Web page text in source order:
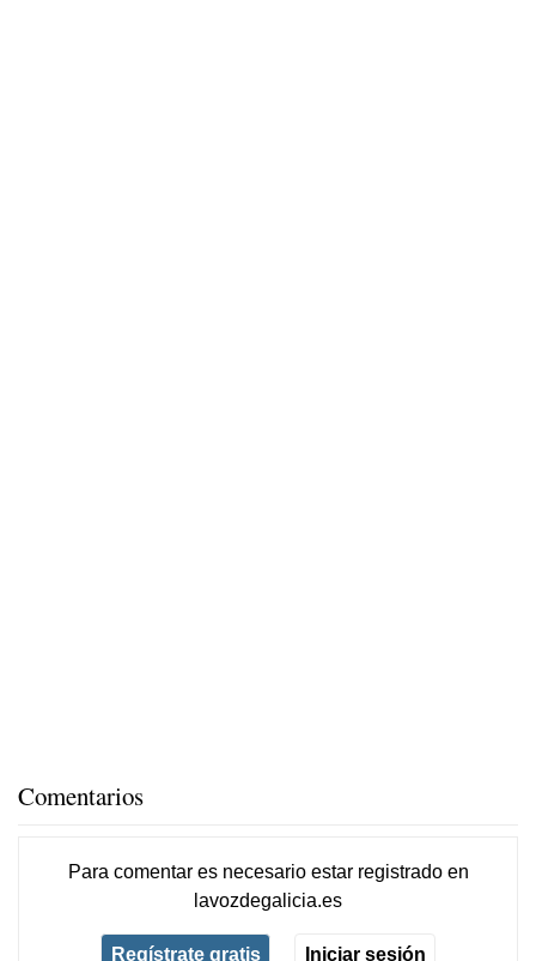
Comentarios
Para comentar es necesario estar registradoen
lavozdegalicia.es
Regístrate gratis Iniciar sesión